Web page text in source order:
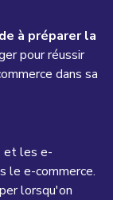
à préparer la
pour réussir
dans sa
et les e-
le e-commerce.
lorsqu'on